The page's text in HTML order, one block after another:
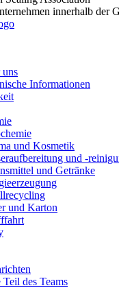
innerhalb der
Informationen
und Kosmetik
und -
und Getränke
und Karton
des Teams